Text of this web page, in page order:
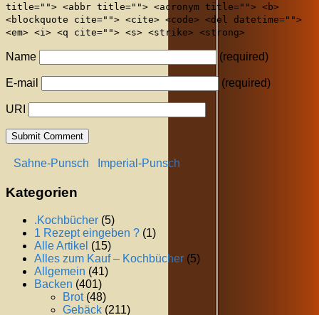
title=""> <abbr title=""> <acronym title=""> <b>
<blockquote cite=""> <cite> <code> <del datetime="">
<em> <i> <q cite=""> <s> <strike> <strong>
Name (required)
E-mail (required)
URI
Sahne-Punsch Imperial-Punsch
Kategorien
.Kochbücher (5)
1 Rezept eingeben ? (1)
Alle Artikel (15)
Alles zum Kauf – Kochbücher (5)
Allgemein (41)
Backen (401)
Brot(48)
Gebäck (211)